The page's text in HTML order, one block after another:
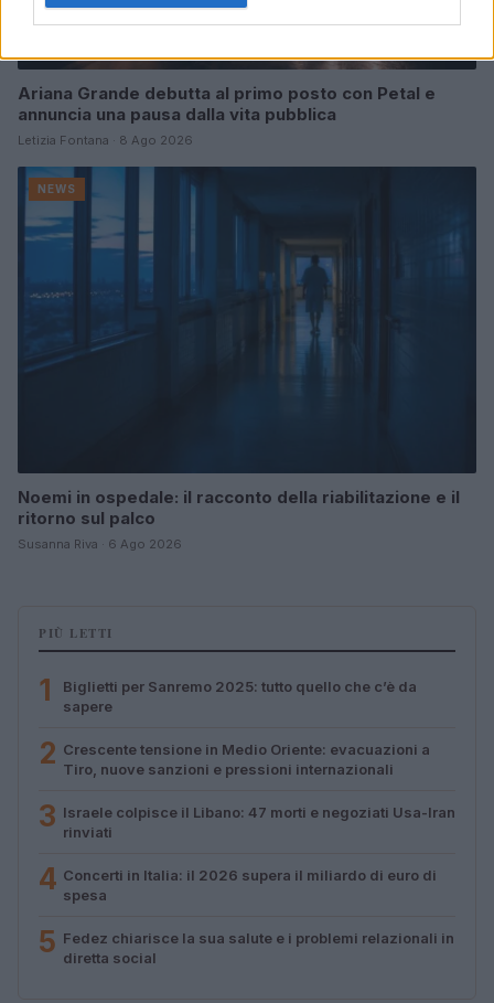
Ariana Grande debutta al primo posto con Petal e
annuncia una pausa dalla vita pubblica
Letizia Fontana · 8 Ago 2026
NEWS
Noemi in ospedale: il racconto della riabilitazione e il
ritorno sul palco
Susanna Riva · 6 Ago 2026
PIÙ LETTI
1
Biglietti per Sanremo 2025: tutto quello che c’è da
sapere
2 Crescente tensione in Medio Oriente: evacuazioni a
Tiro, nuove sanzioni e pressioni internazionali
3 Israele colpisce il Libano: 47 morti e negoziati Usa-Iran
rinviati
4 Concerti in Italia: il 2026 supera il miliardo di euro di
spesa
5 Fedez chiarisce la sua salute e i problemi relazionali in
diretta social